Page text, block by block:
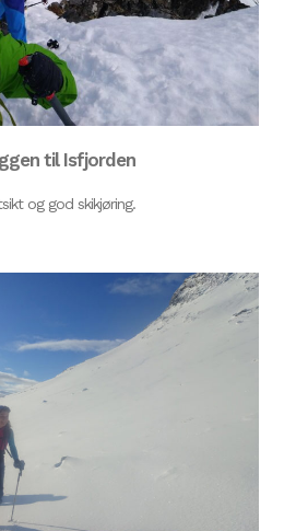
til Isfjorden
og god skikjøring.